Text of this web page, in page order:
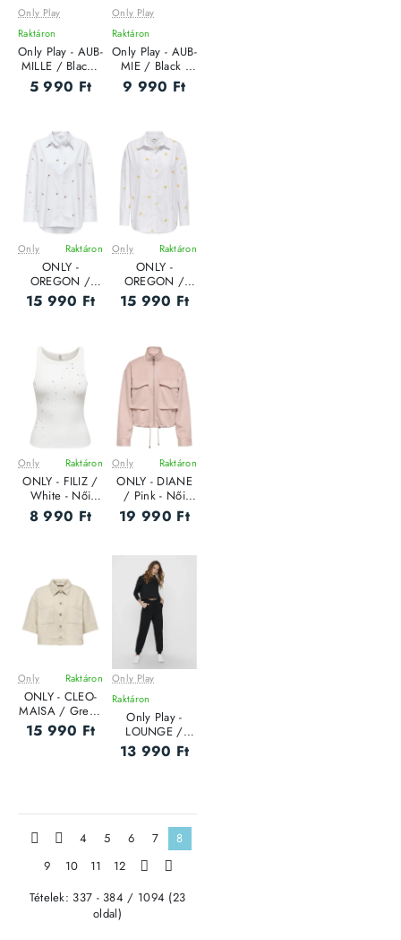
Only Play
Raktáron
Only Play - AUB-
MILLE / Black -
Női póló
5 990 Ft
Only Play
Raktáron
Only Play - AUB-
MIE / Black -
Női póló
9 990 Ft
Only Raktáron
ONLY -
OREGON /
White - Női ing
15 990 Ft
Only Raktáron
ONLY -
OREGON /
White - Női ing
15 990 Ft
Only Raktáron
ONLY - FILIZ /
White - Női
felső
8 990 Ft
Only Raktáron
ONLY - DIANE
/ Pink - Női
dzseki
19 990 Ft
Only Raktáron
ONLY - CLEO-
MAISA / Grey -
Női felső
15 990 Ft
Only Play
Raktáron
Only Play -
LOUNGE /
Black - Sportos
Női nadrág
13 990 Ft
|< < 4 5 6 7
8
9
10 11 12 >
>|
Tételek: 337 - 384 / 1094 (23
oldal)